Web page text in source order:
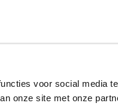
voor social media
onze site met onze
×
you like to